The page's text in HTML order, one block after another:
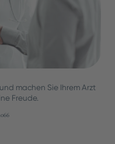
machen Sie Ihrem Arzt
Freude.